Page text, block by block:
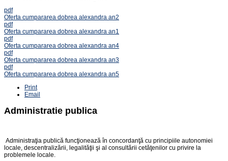
pdf
Oferta cumpararea dobrea alexandra an2
pdf
Oferta cumpararea dobrea alexandra an1
pdf
Oferta cumpararea dobrea alexandra an4
pdf
Oferta cumpararea dobrea alexandra an3
pdf
Oferta cumpararea dobrea alexandra an5
Print
Email
Administratie publica
Administraţia publică funcţionează în concordanţă cu principiile autonomiei
locale, descentralizării, legalităţii şi al consultării cetăţenilor cu privire la
problemele locale.